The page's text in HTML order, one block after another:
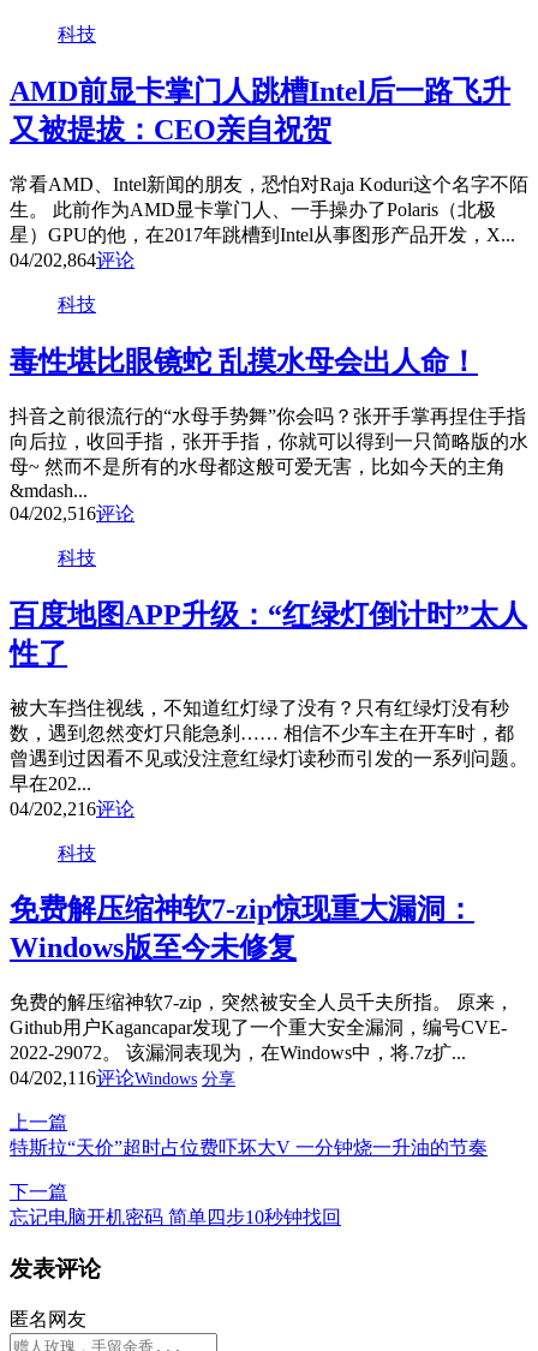
科技
AMD前显卡掌门人跳槽Intel后一路飞升
又被提拔：CEO亲自祝贺
常看AMD、Intel新闻的朋友，恐怕对Raja Koduri这个名字不陌
生。 此前作为AMD显卡掌门人、一手操办了Polaris（北极
星）GPU的他，在2017年跳槽到Intel从事图形产品开发，X...
04/202,864评论
科技
毒性堪比眼镜蛇 乱摸水母会出人命！
抖音之前很流行的“水母手势舞”你会吗？张开手掌再捏住手指
向后拉，收回手指，张开手指，你就可以得到一只简略版的水
母~ 然而不是所有的水母都这般可爱无害，比如今天的主角
&mdash...
04/202,516评论
科技
百度地图APP升级：“红绿灯倒计时”太人
性了
被大车挡住视线，不知道红灯绿了没有？只有红绿灯没有秒
数，遇到忽然变灯只能急刹…… 相信不少车主在开车时，都
曾遇到过因看不见或没注意红绿灯读秒而引发的一系列问题。
早在202...
04/202,216评论
科技
免费解压缩神软7-zip惊现重大漏洞：
Windows版至今未修复
免费的解压缩神软7-zip，突然被安全人员千夫所指。 原来，
Github用户Kagancapar发现了一个重大安全漏洞，编号CVE-
2022-29072。 该漏洞表现为，在Windows中，将.7z扩...
04/202,116评论Windows 分享
上一篇
特斯拉“天价”超时占位费吓坏大V 一分钟烧一升油的节奏
下一篇
忘记电脑开机密码 简单四步10秒钟找回
发表评论
匿名网友